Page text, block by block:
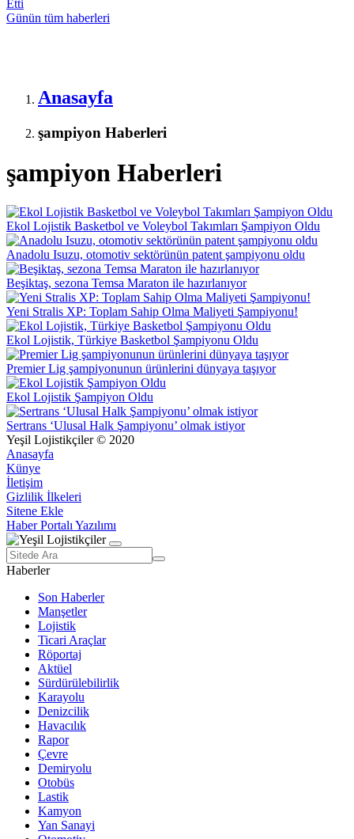
Etti
Günün tüm haberleri
Anasayfa
şampiyon Haberleri
şampiyon Haberleri
Ekol Lojistik Basketbol ve Voleybol Takımları Şampiyon Oldu
Anadolu Isuzu, otomotiv sektörünün patent şampiyonu oldu
Beşiktaş, sezona Temsa Maraton ile hazırlanıyor
Yeni Stralis XP: Toplam Sahip Olma Maliyeti Şampiyonu!
Ekol Lojistik, Türkiye Basketbol Şampiyonu Oldu
Premier Lig şampiyonunun ürünlerini dünyaya taşıyor
Ekol Lojistik Şampiyon Oldu
Sertrans ‘Ulusal Halk Şampiyonu’ olmak istiyor
Yeşil Lojistikçiler © 2020
Anasayfa
Künye
İletişim
Gizlilik İlkeleri
Sitene Ekle
Haber Portalı Yazılımı
Haberler
Son Haberler
Manşetler
Lojistik
Ticari Araçlar
Röportaj
Aktüel
Sürdürülebilirlik
Karayolu
Denizcilik
Havacılık
Rapor
Çevre
Demiryolu
Otobüs
Lastik
Kamyon
Yan Sanayi